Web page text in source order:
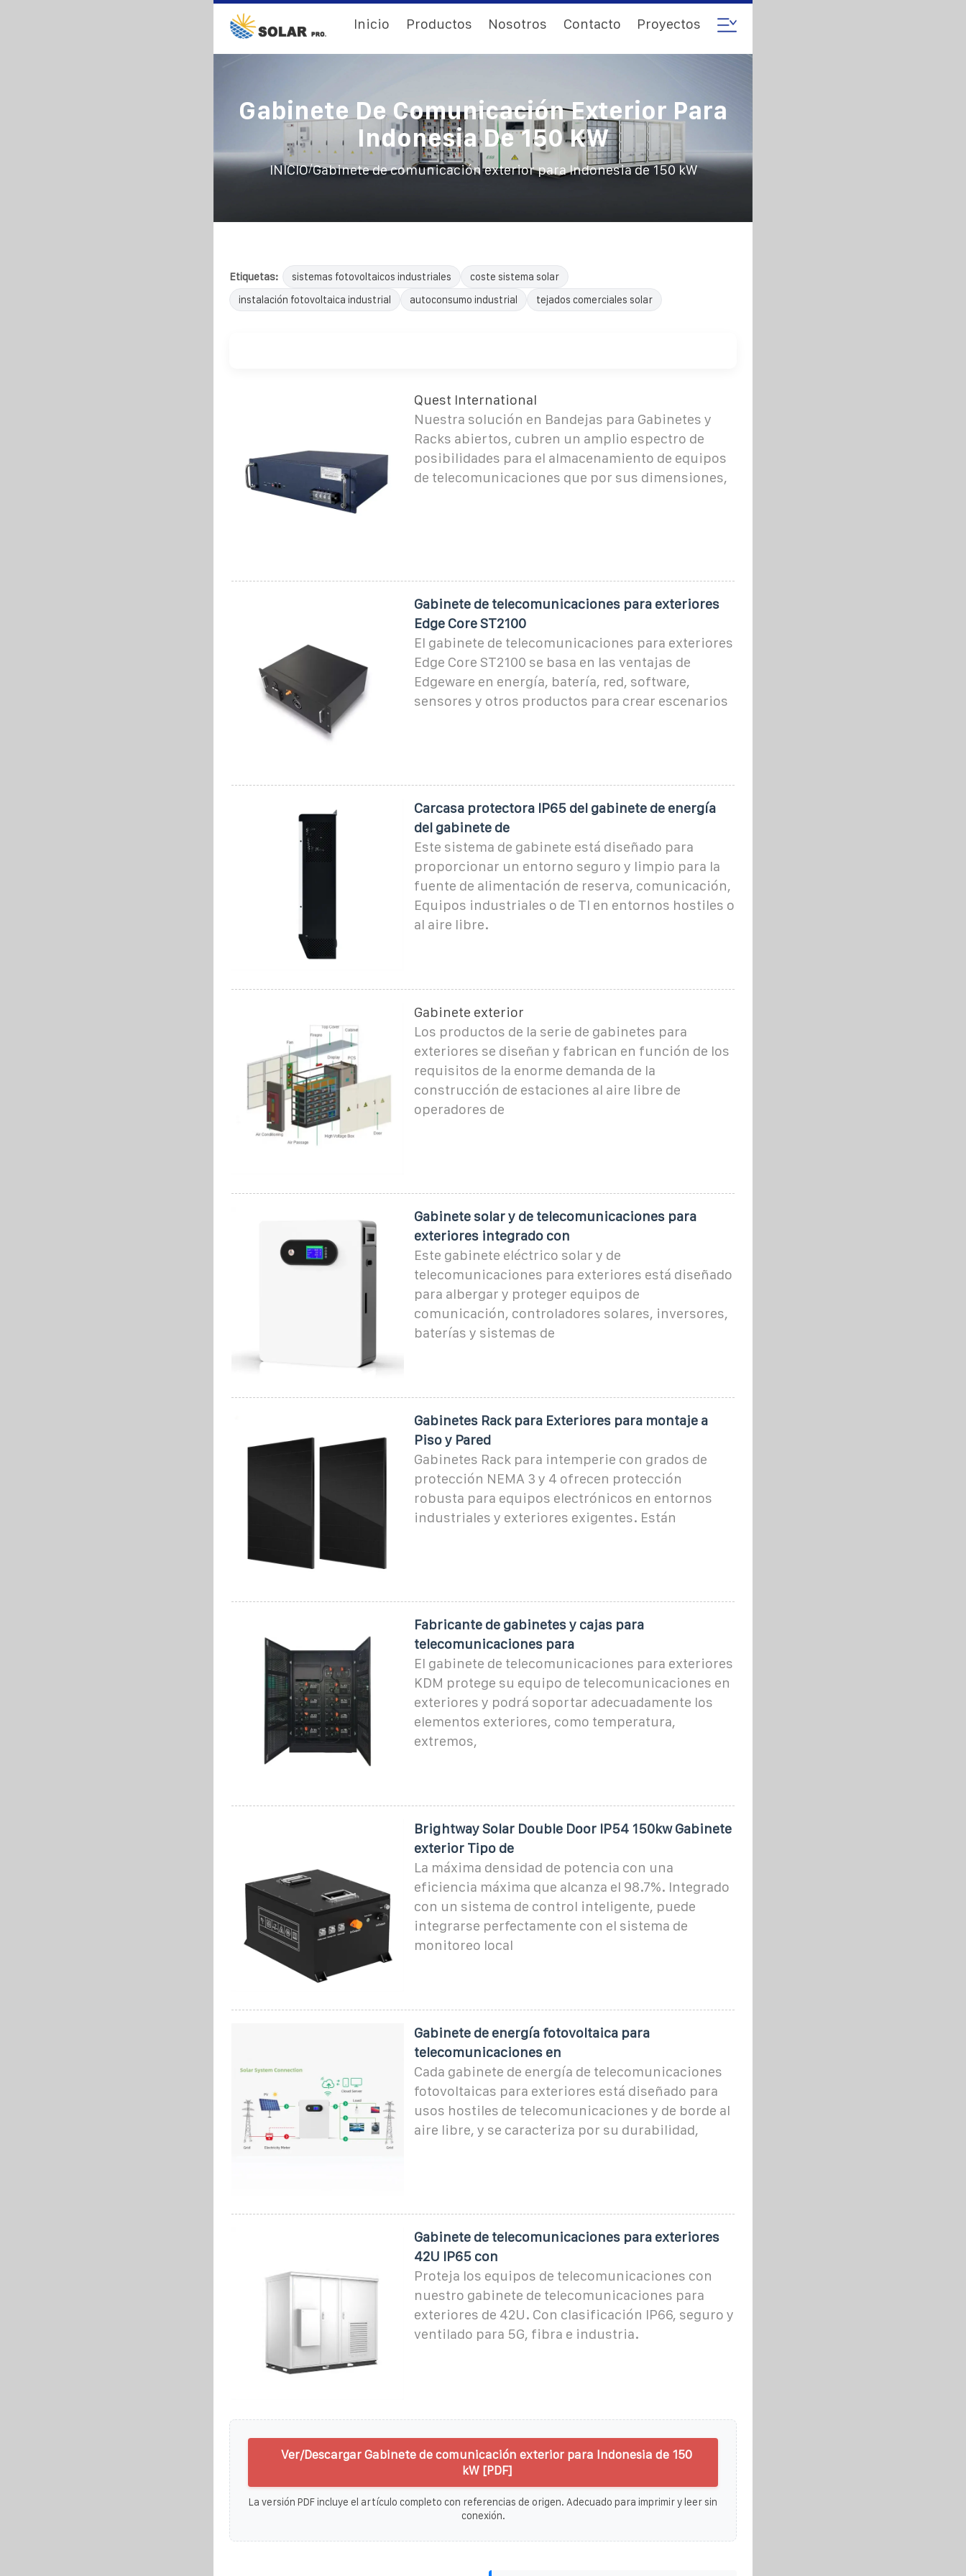
Inicio Productos Nosotros Contacto Proyectos
Gabinete De Comunicación Exterior Para
Indonesia De 150 KW
INICIO/Gabinete de comunicación exterior para Indonesia de 150 kW
Etiquetas: sistemas fotovoltaicos industriales
coste sistema solar
instalación fotovoltaica industrial
autoconsumo industrial tejados comerciales solar
Quest International
Nuestra solución en Bandejas para Gabinetes y
Racks abiertos, cubren un amplio espectro de
posibilidades para el almacenamiento de equipos
de telecomunicaciones que por sus dimensiones,
Gabinete de telecomunicaciones para exteriores
Edge Core ST2100
El gabinete de telecomunicaciones para exteriores
Edge Core ST2100 se basa en las ventajas de
Edgeware en energía, batería, red, software,
sensores y otros productos para crear escenarios
Carcasa protectora IP65 del gabinete de energía
del gabinete de
Este sistema de gabinete está diseñado para
proporcionar un entorno seguro y limpio para la
fuente de alimentación de reserva, comunicación,
Equipos industriales o de TI en entornos hostiles o
al aire libre.
Gabinete exterior
Los productos de la serie de gabinetes para
exteriores se diseñan y fabrican en función de los
requisitos de la enorme demanda de la
construcción de estaciones al aire libre de
operadores de
Gabinete solar y de telecomunicaciones para
exteriores integrado con
Este gabinete eléctrico solar y de
telecomunicaciones para exteriores está diseñado
para albergar y proteger equipos de
comunicación, controladores solares, inversores,
baterías y sistemas de
Gabinetes Rack para Exteriores para montaje a
Piso y Pared
Gabinetes Rack para intemperie con grados de
protección NEMA 3 y 4 ofrecen protección
robusta para equipos electrónicos en entornos
industriales y exteriores exigentes. Están
Fabricante de gabinetes y cajas para
telecomunicaciones para
El gabinete de telecomunicaciones para exteriores
KDM protege su equipo de telecomunicaciones en
exteriores y podrá soportar adecuadamente los
elementos exteriores, como temperatura,
extremos,
Brightway Solar Double Door IP54 150kw Gabinete
exterior Tipo de
La máxima densidad de potencia con una
eficiencia máxima que alcanza el 98.7%. Integrado
con un sistema de control inteligente, puede
integrarse perfectamente con el sistema de
monitoreo local
Gabinete de energía fotovoltaica para
telecomunicaciones en
Cada gabinete de energía de telecomunicaciones
fotovoltaicas para exteriores está diseñado para
usos hostiles de telecomunicaciones y de borde al
aire libre, y se caracteriza por su durabilidad,
Gabinete de telecomunicaciones para exteriores
42U IP65 con
Proteja los equipos de telecomunicaciones con
nuestro gabinete de telecomunicaciones para
exteriores de 42U. Con clasificación IP66, seguro y
ventilado para 5G, fibra e industria.
Ver/Descargar Gabinete de comunicación exterior para Indonesia de 150
kW [PDF]
La versión PDF incluye el artículo completo con referencias de origen. Adecuado para imprimir y leer sin
conexión.